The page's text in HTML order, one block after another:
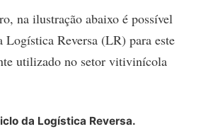
na ilustração abaixo é possível
Logística Reversa (LR) para este
utilizado no setor vitivinícola
da Logística Reversa.